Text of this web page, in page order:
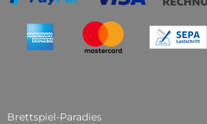
Brettspiel-Paradies